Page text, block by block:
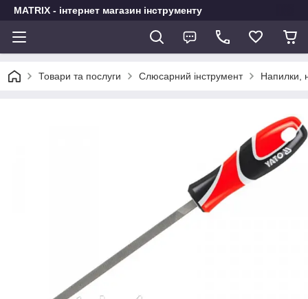
MATRIX - інтернет магазин інструменту
Товари та послуги Слюсарний інструмент Напилки,